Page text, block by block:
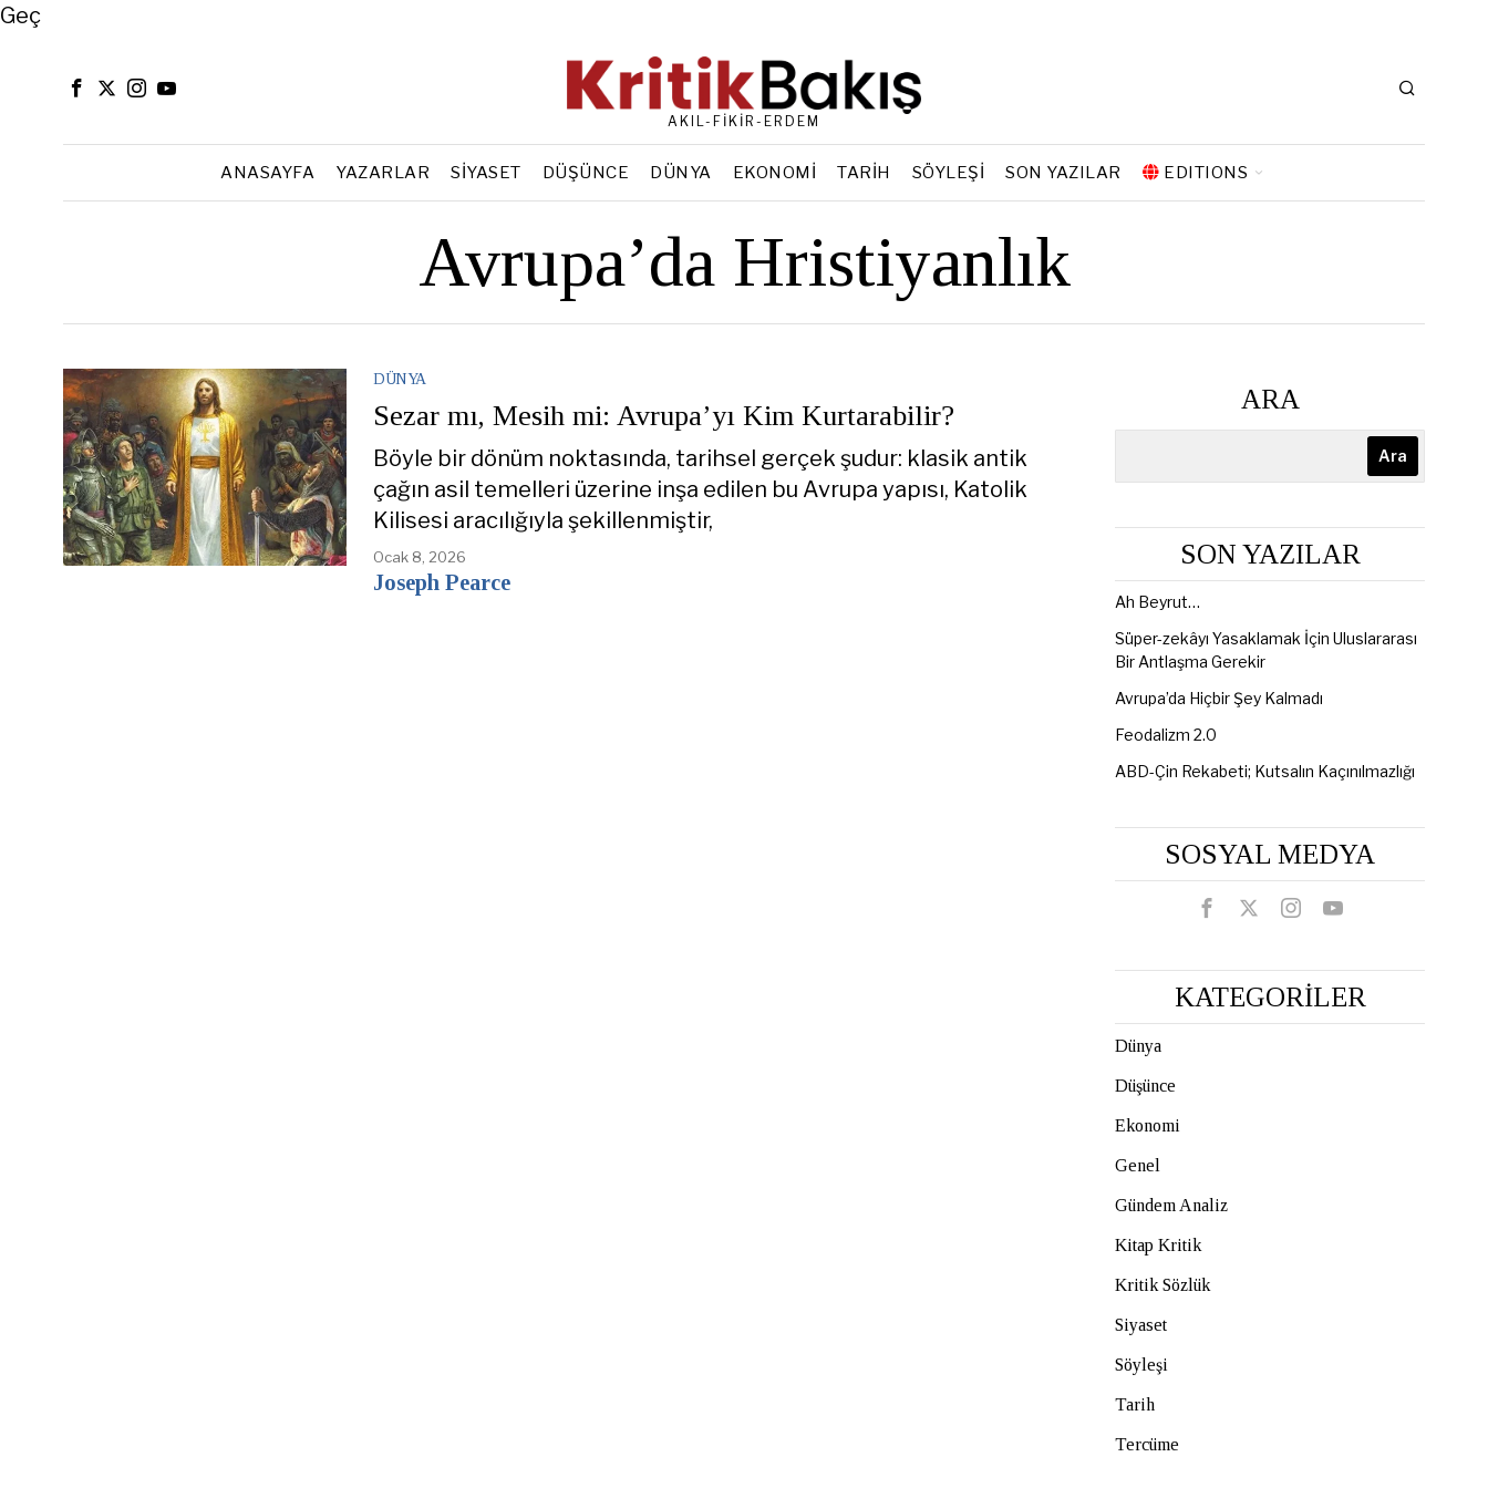
Close
Geç
AKIL-FİKİR-ERDEM
ANASAYFA YAZARLAR SIYASET DÜŞÜNCE DÜNYA EKONOMI TARIH SÖYLEŞI SON YAZILAR EDITIONS
Avrupa’da Hristiyanlık
DÜNYA
Sezar mı, Mesih mi: Avrupa’yı Kim Kurtarabilir?
Böyle bir dönüm noktasında, tarihsel gerçek şudur: klasik antik
çağın asil temelleri üzerine inşa edilen bu Avrupa yapısı, Katolik
Kilisesi aracılığıyla şekillenmiştir,
Ocak 8, 2026
Joseph Pearce
ARA
Ara
SON YAZILAR
Ah Beyrut…
Süper-zekâyı Yasaklamak İçin Uluslararası
Bir Antlaşma Gerekir
Avrupa’da Hiçbir Şey Kalmadı
Feodalizm 2.0
ABD-Çin Rekabeti; Kutsalın Kaçınılmazlığı
SOSYAL MEDYA
KATEGORİLER
Dünya
Düşünce
Ekonomi
Genel
Gündem Analiz
Kitap Kritik
Kritik Sözlük
Siyaset
Söyleşi
Tarih
Tercüme